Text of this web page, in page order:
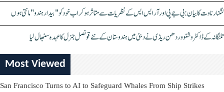
کنگنا رناوت کا بیان: بی جے پی اور آر ایس ایس کے نظریات سے متاثر ہو کر اب خود کو "بیدار ہندو" مانتی ہوں
تلنگانہ کے ڈاکٹر وشنو وردھن ریڈی نے دبئی میں ہندوستان کے نئے قونصل جنرل کا عہدہ سنبھال لیا
Most Viewed
San Francisco Turns to AI to Safeguard Whales From Ship Strikes